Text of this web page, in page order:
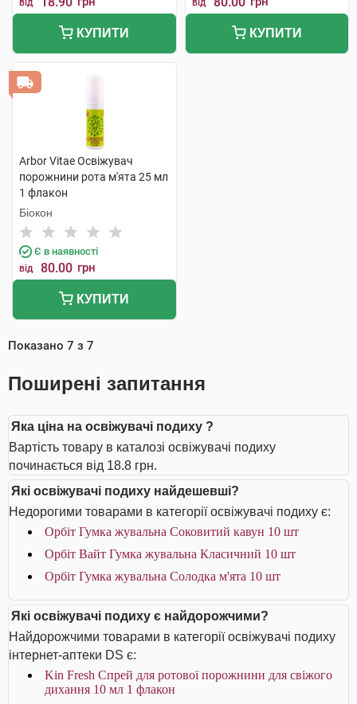
від
КУПИТИ
від
КУПИТИ
Arbor Vitae Освіжувач
порожнини рота м'ята 25 мл
1 флакон
Біокон
Є в наявності
від 80.00 грн
КУПИТИ
Показано 7 з 7
Поширені запитання
Яка ціна на освіжувачі подиху ?
Вартість товару в каталозі освіжувачі подиху
починається від 18.8 грн.
Які освіжувачі подиху найдешевші?
Недорогими товарами в категорії освіжувачі подиху є:
Орбіт Гумка жувальна Соковитий кавун 10 шт
Орбіт Вайт Гумка жувальна Класичний 10 шт
Орбіт Гумка жувальна Солодка м'ята 10 шт
Які освіжувачі подиху є найдорожчими?
Найдорожчими товарами в категорії освіжувачі подиху
інтернет-аптеки DS є:
Kin Fresh Спрей для ротової порожнини для свіжого
дихання 10 мл 1 флакон